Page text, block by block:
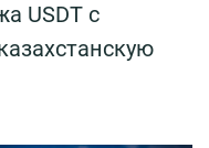
USDT с